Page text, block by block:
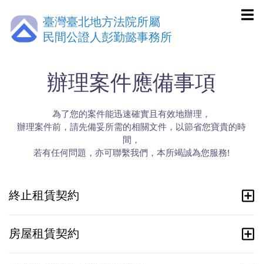
臺灣臺北地方法院所屬
民間公證人彭勤懿事務所
辦理案件應備事項
為了您的案件能迅速確實且有效地辦理，
辦理案件前，請先備妥所需的相關文件，以節省您寶貴的時
間，
若有任何問題，亦可聯繫我們，本所竭誠為您服務!
終止租賃契約
房屋租賃契約